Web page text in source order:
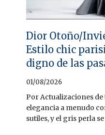
Dior Otoño/
Estilo chic
digno de las
01/08/2026
Por Actualizaciones
elegancia a menudo
sutiles, y el gris perla se